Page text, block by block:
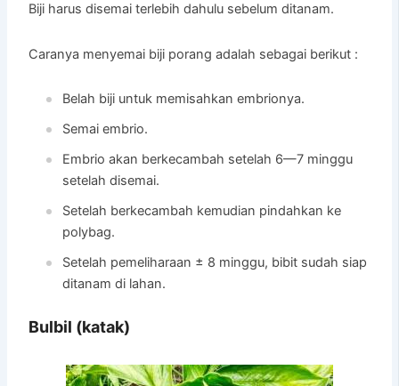
Biji harus disemai terlebih dahulu sebelum ditanam.
Caranya menyemai biji porang adalah sebagai berikut :
Belah biji untuk memisahkan embrionya.
Semai embrio.
Embrio akan berkecambah setelah 6—7 minggu
setelah disemai.
Setelah berkecambah kemudian pindahkan ke
polybag.
Setelah pemeliharaan ± 8 minggu, bibit sudah siap
ditanam di lahan.
Bulbil (katak)